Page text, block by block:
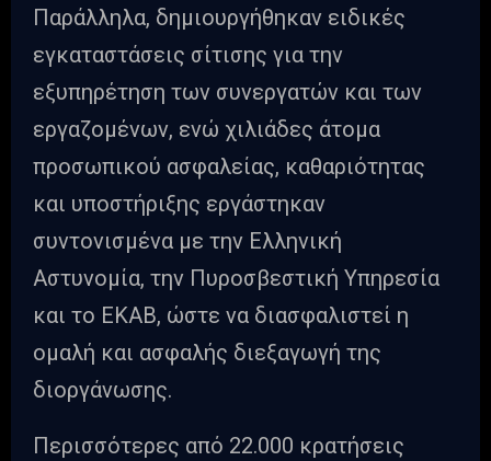
Παράλληλα, δημιουργήθηκαν ειδικές
εγκαταστάσεις σίτισης για την
εξυπηρέτηση των συνεργατών και των
εργαζομένων, ενώ χιλιάδες άτομα
προσωπικού ασφαλείας, καθαριότητας
και υποστήριξης εργάστηκαν
συντονισμένα με την Ελληνική
Αστυνομία, την Πυροσβεστική Υπηρεσία
και το ΕΚΑΒ, ώστε να διασφαλιστεί η
ομαλή και ασφαλής διεξαγωγή της
διοργάνωσης.
Περισσότερες από 22.000 κρατήσεις